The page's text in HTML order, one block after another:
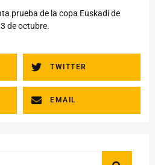
prueba de la copa Euskadi de
de octubre.
TWITTER
EMAIL